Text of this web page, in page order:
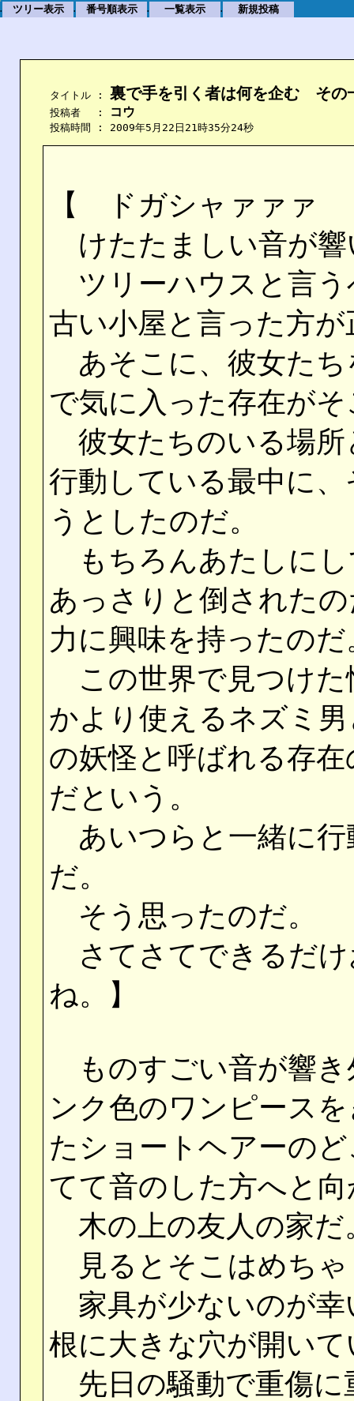
. ツリー表示 . 番号順表示 . 一覧表示 . 新規投稿
    タイトル :
裏で手を引く者は何を企む　その
    投稿者　 :
コウ
    投稿時間 : 2009年5月22日21時35分24秒
【 ドガシャァァァ
けたたましい音が響
ツリーハウスと言う
古い小屋と言った方
あそこに、彼女たち
で気に入った存在が
彼女たちのいる場所
行動している最中に
うとしたのだ。
もちろんあたしにし
あっさりと倒された
力に興味を持ったのだ
この世界で見つけた
かより使えるネズミ
の妖怪と呼ばれる存
だという。
あいつらと一緒に行
だ。
そう思ったのだ。
さてさてできるだけ
ね。】
ものすごい音が響き
ンク色のワンピース
たショートヘアーの
てて音のした方へと
木の上の友人の家だ
見るとそこはめちゃ
家具が少ないのが幸
根に大きな穴が開いて
先日の騒動で重傷に